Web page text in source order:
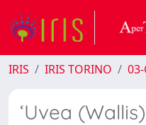
IRIS IRIS TORINO
‘Uvea